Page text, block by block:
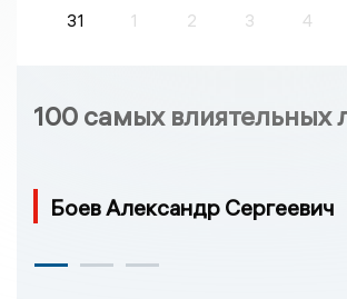
31
1 2 3 4
100 самых влиятельных
Боев Александр Сергеевич